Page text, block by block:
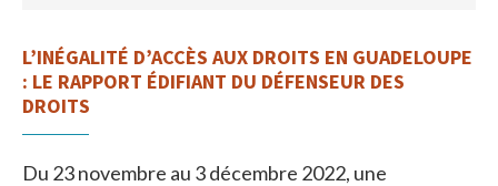
L’INÉGALITÉ D’ACCÈS AUX DROITS EN GUADELOUPE
: LE RAPPORT ÉDIFIANT DU DÉFENSEUR DES
DROITS
Du 23 novembre au 3 décembre 2022, une